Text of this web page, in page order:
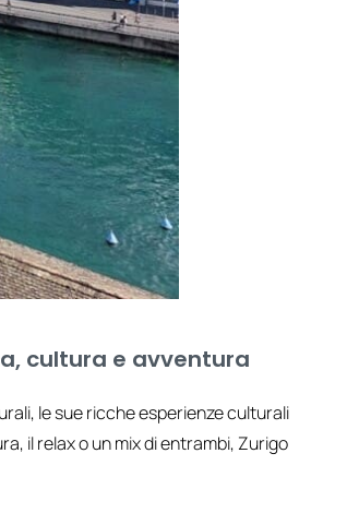
cultura e avventura
le sue ricche esperienze culturali
il relax o un mix di entrambi, Zurigo